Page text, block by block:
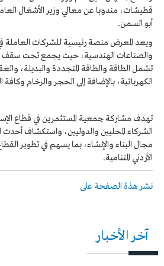
قطيشات، مندوبا عن معالي وزير الأشغال العامة
أبو السمن.
ويعد المعرض منصة رئيسية للشركات العاملة في
والصناعات الهندسية، حيث يجمع تحت سقف
تشمل الطاقة والطاقة المتجددة والبديلة،
الكهربائية، بالإضافة إلى الحجر والرخام وكافة
تهدف مشاركة جمعية المستثمرين في قطاع
الشركاء المحليين والدوليين، واستكشاف أحدث
مجال البناء والإنشاء، بما يسهم في تطوير
الأردني المتنامية.
نشر هذة الصفحة على
آخر الأخبار